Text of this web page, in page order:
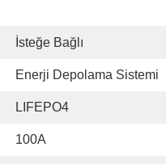
İsteğe Bağlı
Enerji Depolama Sistemi
LIFEPO4
100A